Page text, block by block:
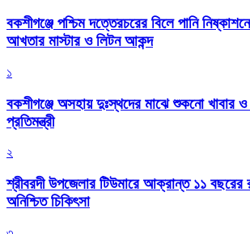
বকশীগঞ্জে পশ্চিম দত্তেরচরের বিলে পানি
আখতার মাস্টার ও লিটন আকন্দ
১
বকশীগঞ্জে অসহায় দুঃস্থদের মাঝে শুকনো খাবার
প্রতিমন্ত্রী
২
শ্রীবরদী উপজেলার টিউমারে আক্রান্ত ১১ বছরের
অনিশ্চিত চিকিৎসা